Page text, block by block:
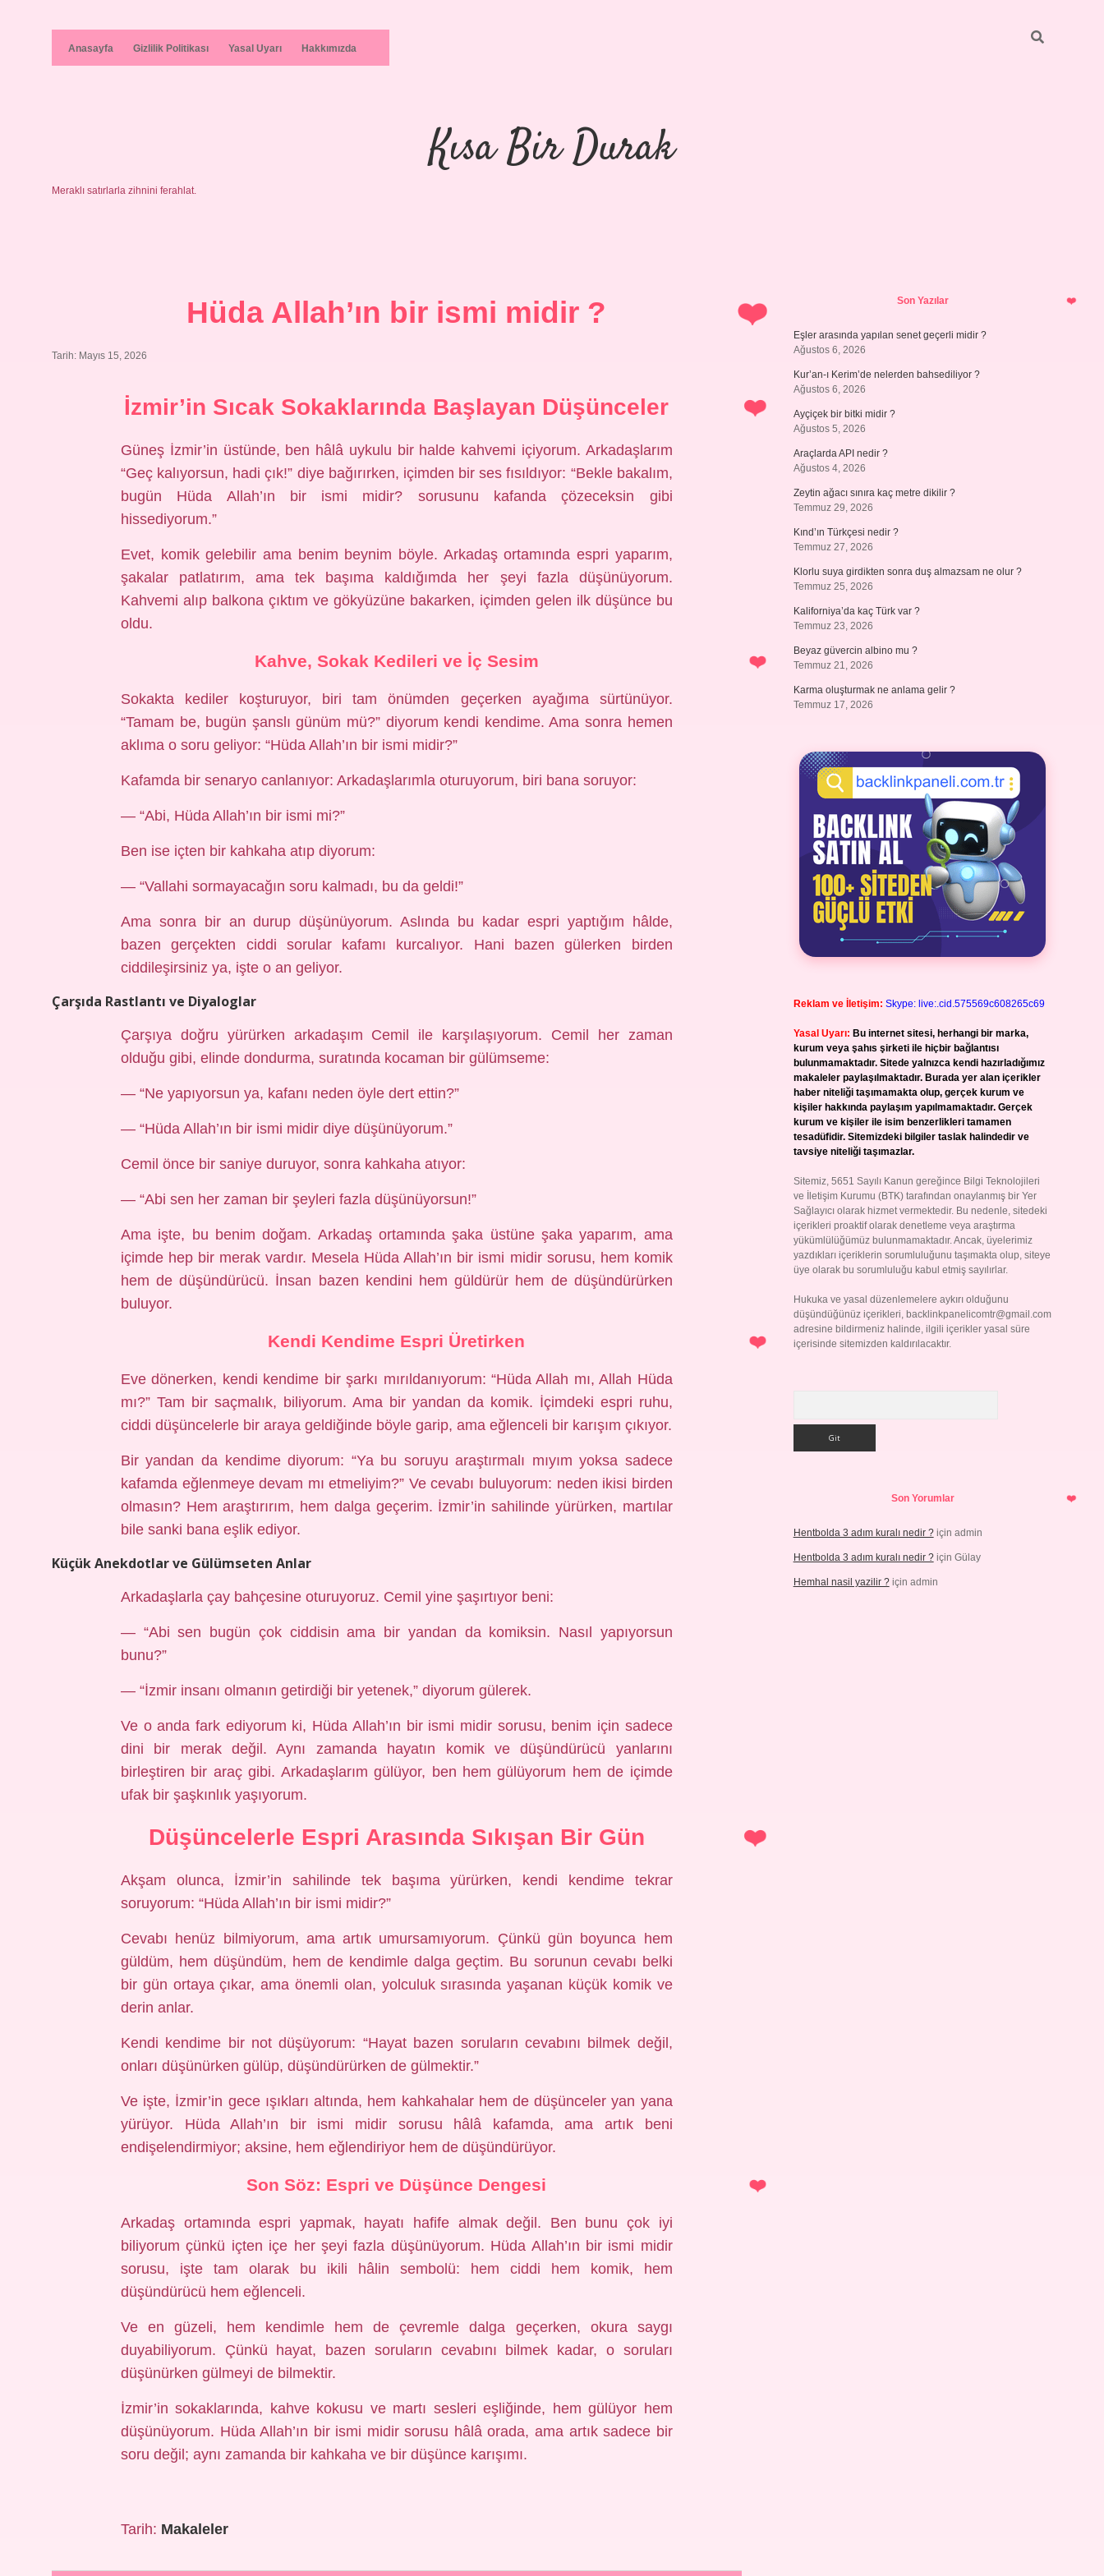
Anasayfa Gizlilik Politikası Yasal Uyarı Hakkımızda
Kısa Bir Durak
Meraklı satırlarla zihnini ferahlat.
Hüda Allah’ın bir ismi midir ?
Tarih: Mayıs 15, 2026
İzmir’in Sıcak Sokaklarında Başlayan Düşünceler
Güneş İzmir’in üstünde, ben hâlâ uykulu bir halde kahvemi içiyorum. Arkadaşlarım
“Geç kalıyorsun, hadi çık!” diye bağırırken, içimden bir ses fısıldıyor: “Bekle bakalım,
bugün Hüda Allah’ın bir ismi midir? sorusunu kafanda çözeceksin gibi
hissediyorum.”
Evet, komik gelebilir ama benim beynim böyle. Arkadaş ortamında espri yaparım,
şakalar patlatırım, ama tek başıma kaldığımda her şeyi fazla düşünüyorum.
Kahvemi alıp balkona çıktım ve gökyüzüne bakarken, içimden gelen ilk düşünce bu
oldu.
Kahve, Sokak Kedileri ve İç Sesim
Sokakta kediler koşturuyor, biri tam önümden geçerken ayağıma sürtünüyor.
“Tamam be, bugün şanslı günüm mü?” diyorum kendi kendime. Ama sonra hemen
aklıma o soru geliyor: “Hüda Allah’ın bir ismi midir?”
Kafamda bir senaryo canlanıyor: Arkadaşlarımla oturuyorum, biri bana soruyor:
— “Abi, Hüda Allah’ın bir ismi mi?”
Ben ise içten bir kahkaha atıp diyorum:
— “Vallahi sormayacağın soru kalmadı, bu da geldi!”
Ama sonra bir an durup düşünüyorum. Aslında bu kadar espri yaptığım hâlde,
bazen gerçekten ciddi sorular kafamı kurcalıyor. Hani bazen gülerken birden
ciddileşirsiniz ya, işte o an geliyor.
Çarşıda Rastlantı ve Diyaloglar
Çarşıya doğru yürürken arkadaşım Cemil ile karşılaşıyorum. Cemil her zaman
olduğu gibi, elinde dondurma, suratında kocaman bir gülümseme:
— “Ne yapıyorsun ya, kafanı neden öyle dert ettin?”
— “Hüda Allah’ın bir ismi midir diye düşünüyorum.”
Cemil önce bir saniye duruyor, sonra kahkaha atıyor:
— “Abi sen her zaman bir şeyleri fazla düşünüyorsun!”
Ama işte, bu benim doğam. Arkadaş ortamında şaka üstüne şaka yaparım, ama
içimde hep bir merak vardır. Mesela Hüda Allah’ın bir ismi midir sorusu, hem komik
hem de düşündürücü. İnsan bazen kendini hem güldürür hem de düşündürürken
buluyor.
Kendi Kendime Espri Üretirken
Eve dönerken, kendi kendime bir şarkı mırıldanıyorum: “Hüda Allah mı, Allah Hüda
mı?” Tam bir saçmalık, biliyorum. Ama bir yandan da komik. İçimdeki espri ruhu,
ciddi düşüncelerle bir araya geldiğinde böyle garip, ama eğlenceli bir karışım çıkıyor.
Bir yandan da kendime diyorum: “Ya bu soruyu araştırmalı mıyım yoksa sadece
kafamda eğlenmeye devam mı etmeliyim?” Ve cevabı buluyorum: neden ikisi birden
olmasın? Hem araştırırım, hem dalga geçerim. İzmir’in sahilinde yürürken, martılar
bile sanki bana eşlik ediyor.
Küçük Anekdotlar ve Gülümseten Anlar
Arkadaşlarla çay bahçesine oturuyoruz. Cemil yine şaşırtıyor beni:
— “Abi sen bugün çok ciddisin ama bir yandan da komiksin. Nasıl yapıyorsun
bunu?”
— “İzmir insanı olmanın getirdiği bir yetenek,” diyorum gülerek.
Ve o anda fark ediyorum ki, Hüda Allah’ın bir ismi midir sorusu, benim için sadece
dini bir merak değil. Aynı zamanda hayatın komik ve düşündürücü yanlarını
birleştiren bir araç gibi. Arkadaşlarım gülüyor, ben hem gülüyorum hem de içimde
ufak bir şaşkınlık yaşıyorum.
Düşüncelerle Espri Arasında Sıkışan Bir Gün
Akşam olunca, İzmir’in sahilinde tek başıma yürürken, kendi kendime tekrar
soruyorum: “Hüda Allah’ın bir ismi midir?”
Cevabı henüz bilmiyorum, ama artık umursamıyorum. Çünkü gün boyunca hem
güldüm, hem düşündüm, hem de kendimle dalga geçtim. Bu sorunun cevabı belki
bir gün ortaya çıkar, ama önemli olan, yolculuk sırasında yaşanan küçük komik ve
derin anlar.
Kendi kendime bir not düşüyorum: “Hayat bazen soruların cevabını bilmek değil,
onları düşünürken gülüp, düşündürürken de gülmektir.”
Ve işte, İzmir’in gece ışıkları altında, hem kahkahalar hem de düşünceler yan yana
yürüyor. Hüda Allah’ın bir ismi midir sorusu hâlâ kafamda, ama artık beni
endişelendirmiyor; aksine, hem eğlendiriyor hem de düşündürüyor.
Son Söz: Espri ve Düşünce Dengesi
Arkadaş ortamında espri yapmak, hayatı hafife almak değil. Ben bunu çok iyi
biliyorum çünkü içten içe her şeyi fazla düşünüyorum. Hüda Allah’ın bir ismi midir
sorusu, işte tam olarak bu ikili hâlin sembolü: hem ciddi hem komik, hem
düşündürücü hem eğlenceli.
Ve en güzeli, hem kendimle hem de çevremle dalga geçerken, okura saygı
duyabiliyorum. Çünkü hayat, bazen soruların cevabını bilmek kadar, o soruları
düşünürken gülmeyi de bilmektir.
İzmir’in sokaklarında, kahve kokusu ve martı sesleri eşliğinde, hem gülüyor hem
düşünüyorum. Hüda Allah’ın bir ismi midir sorusu hâlâ orada, ama artık sadece bir
soru değil; aynı zamanda bir kahkaha ve bir düşünce karışımı.
Tarih: Makaleler
SidebarSon Yazılar
Eşler arasında yapılan senet geçerli midir ?
Ağustos 6, 2026
Kur’an-ı Kerim’de nelerden bahsediliyor ?
Ağustos 6, 2026
Ayçiçek bir bitki midir ?
Ağustos 5, 2026
Araçlarda API nedir ?
Ağustos 4, 2026
Zeytin ağacı sınıra kaç metre dikilir ?
Temmuz 29, 2026
Kınd’ın Türkçesi nedir ?
Temmuz 27, 2026
Klorlu suya girdikten sonra duş almazsam ne olur ?
Temmuz 25, 2026
Kaliforniya’da kaç Türk var ?
Temmuz 23, 2026
Beyaz güvercin albino mu ?
Temmuz 21, 2026
Karma oluşturmak ne anlama gelir ?
Temmuz 17, 2026
Reklam ve İletişim: Skype: live:.cid.575569c608265c69
Yasal Uyarı: Bu internet sitesi, herhangi bir marka,
kurum veya şahıs şirketi ile hiçbir bağlantısı
bulunmamaktadır. Sitede yalnızca kendi hazırladığımız
makaleler paylaşılmaktadır. Burada yer alan içerikler
haber niteliği taşımamakta olup, gerçek kurum ve
kişiler hakkında paylaşım yapılmamaktadır. Gerçek
kurum ve kişiler ile isim benzerlikleri tamamen
tesadüfidir. Sitemizdeki bilgiler taslak halindedir ve
tavsiye niteliği taşımazlar.
Sitemiz, 5651 Sayılı Kanun gereğince Bilgi Teknolojileri
ve İletişim Kurumu (BTK) tarafından onaylanmış bir Yer
Sağlayıcı olarak hizmet vermektedir. Bu nedenle, sitedeki
içerikleri proaktif olarak denetleme veya araştırma
yükümlülüğümüz bulunmamaktadır. Ancak, üyelerimiz
yazdıkları içeriklerin sorumluluğunu taşımakta olup, siteye
üye olarak bu sorumluluğu kabul etmiş sayılırlar.
Hukuka ve yasal düzenlemelere aykırı olduğunu
düşündüğünüz içerikleri, backlinkpanelicomtr@gmail.com
adresine bildirmeniz halinde, ilgili içerikler yasal süre
içerisinde sitemizden kaldırılacaktır.
Son Yorumlar
Hentbolda 3 adım kuralı nedir ?için admin
Hentbolda 3 adım kuralı nedir ?için Gülay
Hemhal nasil yazilir ?için admin